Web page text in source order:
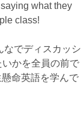
what they
class!
なでディスカッシ
かを全員の前で
命英語を学んで